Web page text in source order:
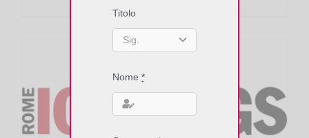
Titolo
Nome *